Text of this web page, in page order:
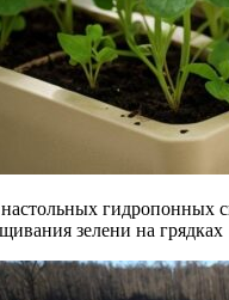
гидропонных
зелени на грядках